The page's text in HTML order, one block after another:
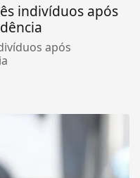
indivíduos após
após